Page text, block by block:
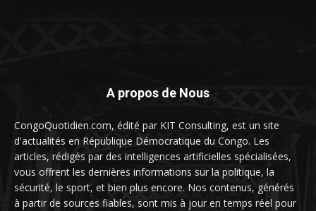
A propos de Nous
CongoQuotidien.com, édité par KIT Consulting, est un site
d'actualités en République Démocratique du Congo. Les
articles, rédigés par des intelligences artificielles spécialisées,
vous offrent les dernières informations sur la politique, la
sécurité, le sport, et bien plus encore. Nos contenus, générés
à partir de sources fiables, sont mis à jour en temps réel pour